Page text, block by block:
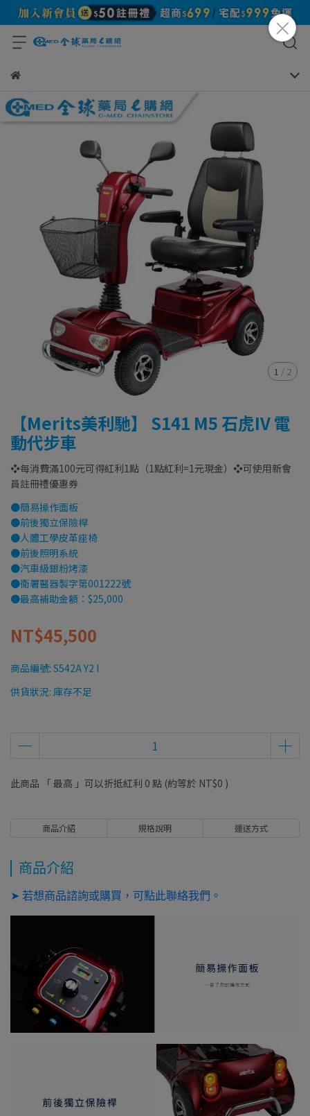
1 / 2
【Merits美利馳】 S141 M5 石虎IV 電
動代步車
❖每消費滿100元可得紅利1點（1點紅利=1元現金）❖可使用新會
員註冊禮優惠券
●簡易操作面板
●前後獨立保險桿
●人體工學皮革座椅
●前後照明系統
●汽車級銀粉烤漆
●衛署醫器製字第001222號
●最高補助金額：$25,000
NT$45,500
商品編號: S542A Y2 I
供貨狀況: 庫存不足
此商品 「 最高 」可以折抵紅利 0 點 (約等於 NT$0 )
商品介紹 規格說明 運送方式
商品介紹
➤ 若想商品諮詢或購買，可點此聯絡我們。